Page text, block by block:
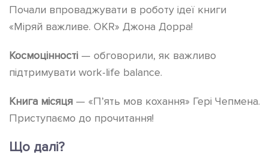
Почали впроваджувати в роботу ідеї книги
«Міряй важливе. OKR» Джона Дорра!
Космоцінності — обговорили, як важливо
підтримувати work-life balance.
Книга місяця — «П’ять мов кохання» Гері Чепмена.
Приступаємо до прочитання!
Що далі?